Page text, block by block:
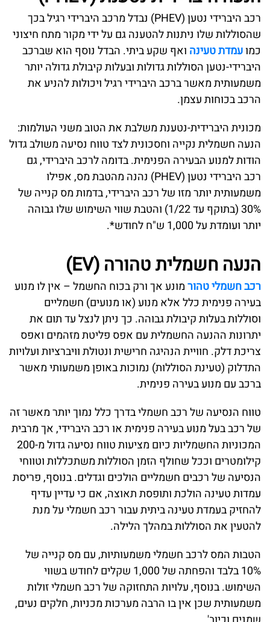
רכב היברידי נטען (PHEV) נבדל מרכב היברידי רגיל בכך
שהסוללות שלו ניתנות להטענה גם על ידי מקור מתח חיצוני
כמועמדת טעינה ואף שקע ביתי. הבדל נוסף הוא שברכב
היברידי-נטען הסוללות גדולות ובעלות קיבולת גדולה יותר
משמעותית מאשר ברכב היברידי רגיל ויכולות להניע את
הרכב בכוחות עצמן.
מכונית היברידית-נטענת משלבת את הטוב משני העולמות:
הנעה חשמלית נקייה וחסכונית לצד טווח נסיעה משולב גדול
הודות למנוע הבעירה הפנימית. בדומה לרכב היברידי, גם
רכב היברידי נטען (PHEV) נהנה מהטבת מס, אפילו
משמעותית יותר מזו של רכב היברידי, בדמות מס קנייה של
30% (בתוקף עד 1/22) והטבת שווי השימוש שלו גבוהה
יותר ועומדת על 1,000 ש"ח לחודש*.
הנעה חשמלית טהורה (EV)
רכב חשמלי טהורמונע אך ורק בכוח החשמל – אין לו מנוע
בעירה פנימית כלל אלא מנוע (או מנועים) חשמליים
וסוללות בעלות קיבולת גבוהה. כך ניתן לנצל עד תום את
יתרונות ההנעה החשמלית עם אפס פליטת מזהמים ואפס
צריכת דלק. חוויית הנהיגה חרישית ונטולת וויברציות ועלויות
התדלוק (טעינת הסוללות) נמוכות באופן משמעותי מאשר
ברכב עם מנוע בעירה פנימית.
טווח הנסיעה של רכב חשמלי בדרך כלל נמוך יותר מאשר זה
של רכב בעל מנוע בעירה פנימית או רכב היברידי, אך מרבית
המכוניות החשמליות כיום מציעות טווח נסיעה גדול מ-200
קילומטרים וככל שחולף הזמן הסוללות משתכללות וטווחי
הנסיעה של רכבים חשמליים הולכים וגדלים. בנוסף, פריסת
עמדות טעינה הולכת ותופסת תאוצה, אם כי עדיין עדיף
להחזיק בעמדת טעינה ביתית עבור רכב חשמלי על מנת
להטעין את הסוללות במהלך הלילה.
הטבות המס לרכב חשמלי משמעותיות, עם מס קנייה של
10% בלבד והפחתה של 1,000 שקלים לחודש בשווי
השימוש. בנוסף, עלויות התחזוקה של רכב חשמלי זולות
משמעותית שכן אין בו הרבה מערכות מכניות, חלקים נעים,